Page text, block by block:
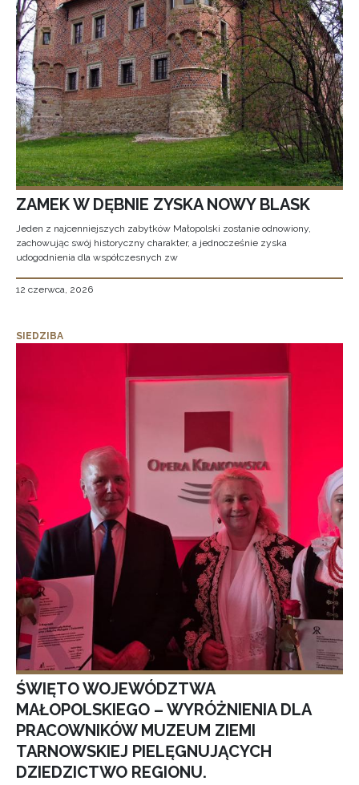
ZAMEK W DĘBNIE ZYSKA NOWY BLASK
Jeden z najcenniejszych zabytków Małopolski zostanie odnowiony,
zachowując swój historyczny charakter, a jednocześnie zyska
udogodnienia dla współczesnych zw
12 czerwca, 2026
SIEDZIBA
ŚWIĘTO WOJEWÓDZTWA
MAŁOPOLSKIEGO – WYRÓŻNIENIA DLA
PRACOWNIKÓW MUZEUM ZIEMI
TARNOWSKIEJ PIELĘGNUJĄCYCH
DZIEDZICTWO REGIONU.